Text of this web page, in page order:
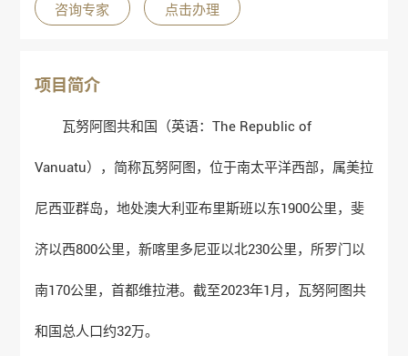
咨询专家 点击办理
项目简介
瓦努阿图共和国（英语：The Republic of
Vanuatu），简称瓦努阿图，位于南太平洋西部，属美拉
尼西亚群岛，地处澳大利亚布里斯班以东1900公里，斐
济以西800公里，新喀里多尼亚以北230公里，所罗门以
南170公里，首都维拉港。截至2023年1月，瓦努阿图共
和国总人口约32万。